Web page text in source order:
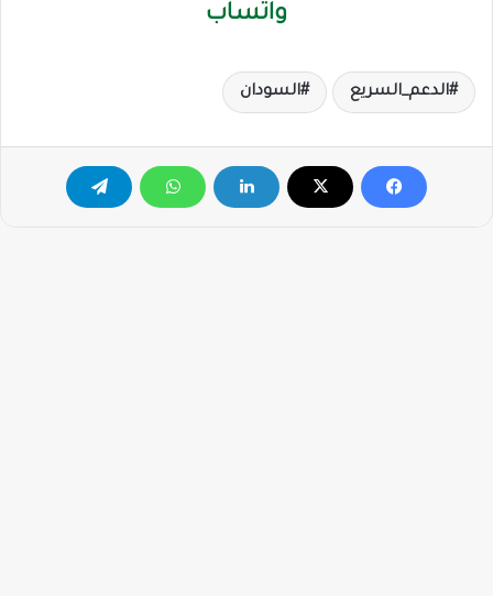
واتساب
الدعم_السريع السودان